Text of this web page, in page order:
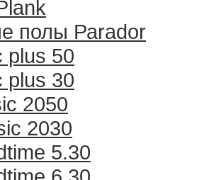
полы Раrador
plus 50
plus 30
2050
2030
5.30